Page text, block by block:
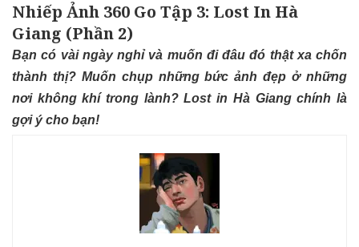
Nhiếp Ảnh 360 Go Tập 3: Lost In Hà
Giang (Phần 2)
Bạn có vài ngày nghỉ và muốn đi đâu đó thật xa chốn
thành thị? Muốn chụp những bức ảnh đẹp ở những
nơi không khí trong lành? Lost in Hà Giang chính là
gợi ý cho bạn!